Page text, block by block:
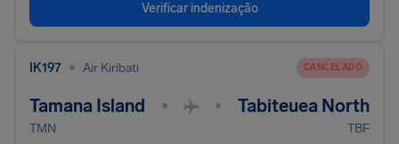
Verificar indenização
IK197 • Air Kiribati CANCELADO
Tamana Island • • Tabiteuea North
TMN TBF